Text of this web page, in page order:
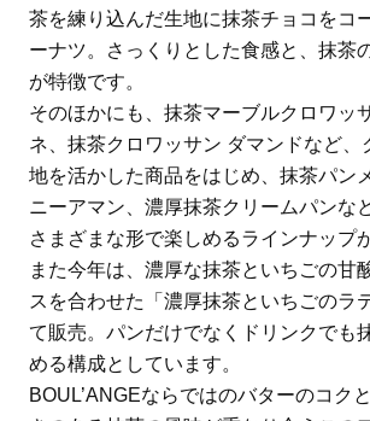
茶を練り込んだ生地に抹茶チョコをコ
ーナツ。さっくりとした食感と、抹茶
が特徴です。
そのほかにも、抹茶マーブルクロワッ
ネ、抹茶クロワッサン ダマンドなど、
地を活かした商品をはじめ、抹茶パン
ニーアマン、濃厚抹茶クリームパンな
さまざまな形で楽しめるラインナップ
また今年は、濃厚な抹茶といちごの甘
スを合わせた「濃厚抹茶といちごのラ
て販売。パンだけでなくドリンクでも
める構成としています。
BOUL’ANGEならではのバターのコク